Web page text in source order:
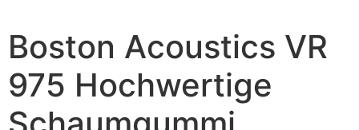
Boston Acoustics VR
975 Hochwertige